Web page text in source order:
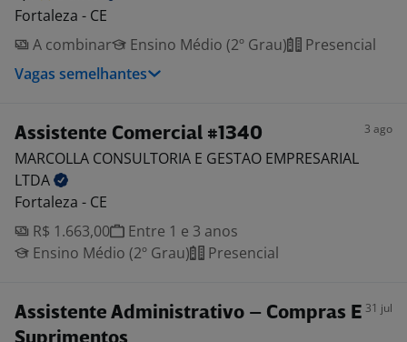
Fortaleza - CE
A combinar
Ensino Médio (2º Grau)
Presencial
Vagas semelhantes
Assistente Comercial #1340 3 ago
MARCOLLA CONSULTORIA E GESTAO EMPRESARIAL
LTDA
Fortaleza - CE
R$ 1.663,00
Entre 1 e 3 anos
Ensino Médio (2º Grau)
Presencial
Assistente Administrativo – Compras E 31 jul